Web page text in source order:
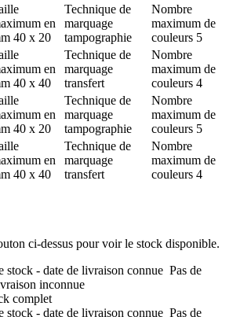
en
40 x 20
Technique de
marquage
tampographie
Nombre
maximum de
couleurs 5
en
40 x 40
Technique de
marquage
transfert
Nombre
maximum de
couleurs 4
en
40 x 20
Technique de
marquage
tampographie
Nombre
maximum de
couleurs 5
en
40 x 40
Technique de
marquage
transfert
Nombre
maximum de
couleurs 4
ci-dessus pour voir le stock disponible.
stock - date de livraison connue Pas de
inconnue
complet
stock - date de livraison connue Pas de